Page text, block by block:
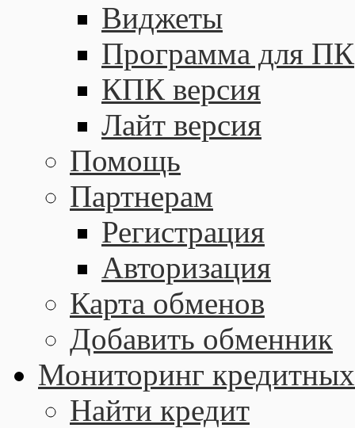
Виджеты
Программа для ПК
КПК версия
Лайт версия
Помощь
Партнерам
Регистрация
Авторизация
Карта обменов
Добавить обменник
Мониторинг кредитных
Найти кредит